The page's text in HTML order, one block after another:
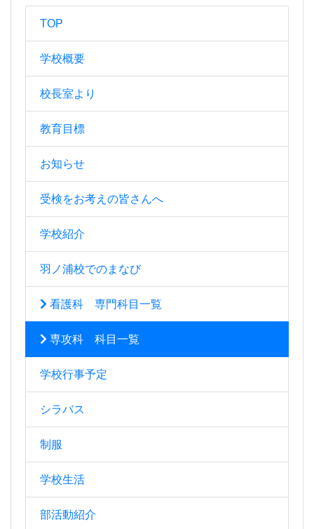
TOP
学校概要
校長室より
教育目標
お知らせ
受検をお考えの皆さんへ
学校紹介
羽ノ浦校でのまなび
看護科 専門科目一覧
専攻科 科目一覧
学校行事予定
シラバス
制服
学校生活
部活動紹介